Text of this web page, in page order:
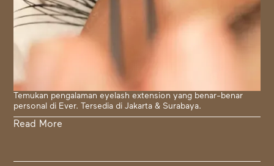
Temukan pengalaman eyelash extension yang benar-benar
personal di Ever. Tersedia di Jakarta & Surabaya.
Read More